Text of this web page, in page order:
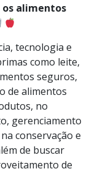
os alimentos
tecnologia e
como leite,
seguros,
de alimentos
no
gerenciamento
conservação e
de buscar
de